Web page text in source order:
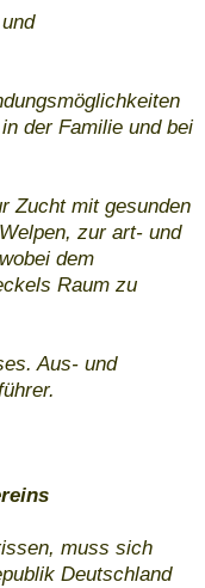
der Familie und bei
Zucht mit gesunden
zur art- und
dem
Raum zu
Aus- und
muss sich
Deutschland